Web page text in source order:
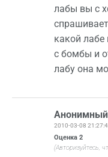
лабы вы с
какой
с бомбы и
лабу она
Анонимный
2010-03-08
Оценка 2
(Авторизуйтесь,